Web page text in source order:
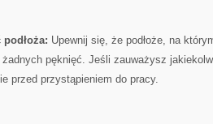
Upewnij się, że⁢ podłoże, na
pęknięć. Jeśli zauważysz
przed​ przystąpieniem⁤ do ​pracy.